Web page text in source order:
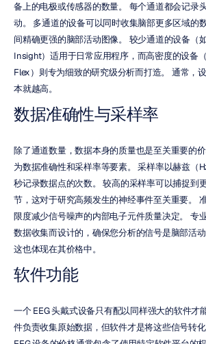
备上的电极或传感器的数量。 每个通道都会记录
动。 多通道的设备可以同时收集脑部更多区域的
间精确更强的脑部活动图像。 较少通道的设备（
Insight）适用于日常应用程序，而高密度的设备
Flex）则专为细致的研究级分析而打造。 通常，
本就越高。
数据准确性与采样率
除了通道数量，数据本身的质量也是至关重要的
为数据准确性和采样率等要素。 采样率以赫兹（
秒记录数据点的次数。 较高的采样率可以捕捉到
节，这对于研究高频发生的神经事件至关重要。
限度减少信号噪声的内部电子元件质量决定。 专
数据收集而设计的，确保您分析的信号是脑部活
这也体现在其价格中。
软件功能
一个 EEG 头戴式设备只有配以同样强大的软件才
件负责收集原始数据，但软件才是将这些信号转化